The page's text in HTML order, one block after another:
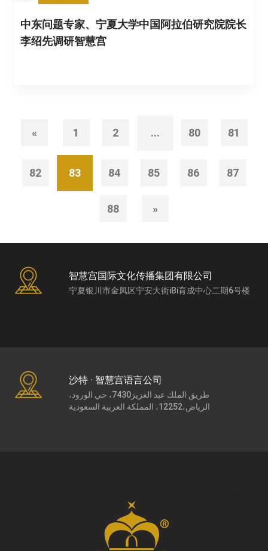
中东问题专家、宁夏大学中国阿拉伯研究院院长
李绍先调研智慧宫
« 1 2 ... 80 81
82 83 84 85 86 87
88 »
智慧宫国际文化传播集团有限公司
宁夏银川市金凤区宁安大街iBi育成中心二期6号楼
沙特 · 智慧宫语言公司
طريق الملك عبد العزيز7430، حي الورود،
الرياض،12252، المملكة العربية السعودية